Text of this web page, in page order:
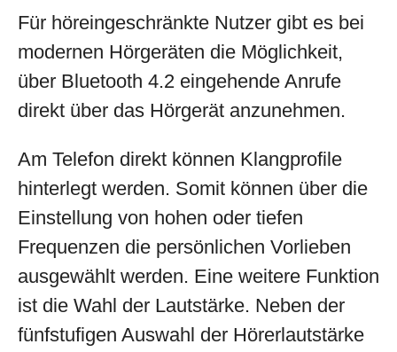
Für höreingeschränkte Nutzer gibt es bei
modernen Hörgeräten die Möglichkeit,
über Bluetooth 4.2 eingehende Anrufe
direkt über das Hörgerät anzunehmen.
Am Telefon direkt können Klangprofile
hinterlegt werden. Somit können über die
Einstellung von hohen oder tiefen
Frequenzen die persönlichen Vorlieben
ausgewählt werden. Eine weitere Funktion
ist die Wahl der Lautstärke. Neben der
fünfstufigen Auswahl der Hörerlautstärke